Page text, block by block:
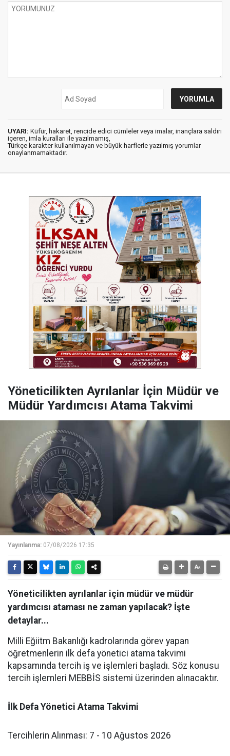
UYARI: Küfür, hakaret, rencide edici cümleler veya imalar, inançlara saldırı
içeren, imla kuralları ile yazılmamış,
Türkçe karakter kullanılmayan ve büyük harflerle yazılmış yorumlar
onaylanmamaktadır.
Yöneticilikten Ayrılanlar İçin Müdür ve
Müdür Yardımcısı Atama Takvimi
Yayınlanma: 07/08/2026 17:35
Yöneticilikten ayrılanlar için müdür ve müdür
yardımcısı ataması ne zaman yapılacak? İşte
detaylar...
Milli Eğiitm Bakanlığı kadrolarında görev yapan
öğretmenlerin ilk defa yönetici atama takvimi
kapsamında tercih iş ve işlemleri başladı. Söz konusu
tercih işlemleri MEBBİS sistemi üzerinden alınacaktır.
İlk Defa Yönetici Atama Takvimi
​Tercihlerin Alınması: 7 - 10 Ağustos 2026